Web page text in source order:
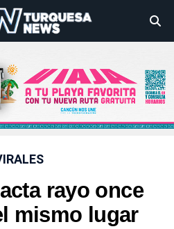
rayo once
mismo lugar